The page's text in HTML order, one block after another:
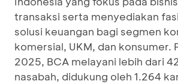
transaksi serta menyediakan
solusi keuangan bagi segmen
komersial, UKM, dan konsumer.
2025, BCA melayani lebih dari
nasabah, didukung oleh 1.264